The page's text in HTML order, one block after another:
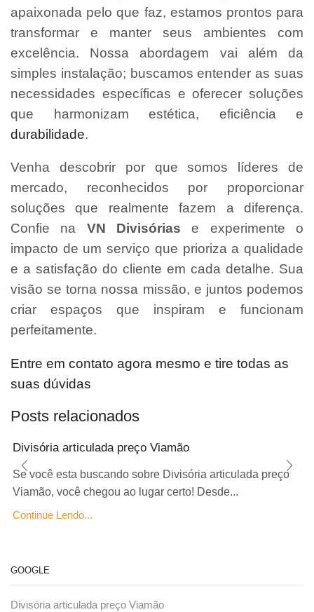
apaixonada pelo que faz, estamos prontos para
transformar e manter seus ambientes com
excelência. Nossa abordagem vai além da
simples instalação; buscamos entender as suas
necessidades específicas e oferecer soluções
que harmonizam estética, eficiência e
durabilidade.
Venha descobrir por que somos líderes de
mercado, reconhecidos por proporcionar
soluções que realmente fazem a diferença.
Confie na VN Divisórias e experimente o
impacto de um serviço que prioriza a qualidade
e a satisfação do cliente em cada detalhe. Sua
visão se torna nossa missão, e juntos podemos
criar espaços que inspiram e funcionam
perfeitamente.
Entre em contato agora mesmo e tire todas as
suas dúvidas
Posts relacionados
Divisória articulada preço Viamão
Se você esta buscando sobre Divisória articulada preço
Viamão, você chegou ao lugar certo! Desde...
Continue Lendo...
GOOGLE
Divisória articulada preço Viamão